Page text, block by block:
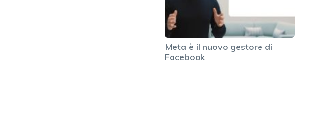
Meta è il nuovo gestore di
Facebook